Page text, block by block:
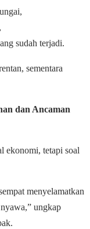
sudah terjadi.
sementara
dan Ancaman
ekonomi, tetapi soal
menyelamatkan
ungkap